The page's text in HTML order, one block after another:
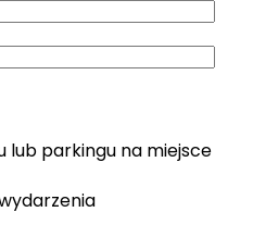
lub parkingu na miejsce